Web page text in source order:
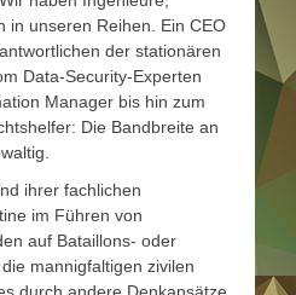
in unseren Reihen. Ein CEO
der stationären
Data-Security-Experten
Manager bis hin zum
Die Bandbreite an
ihrer fachlichen
im Führen von
auf Bataillons- oder
mannigfaltigen zivilen